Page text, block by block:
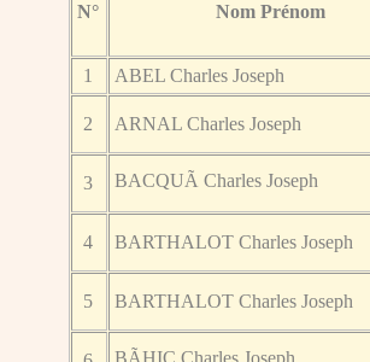
N°
Nom Prénom
1 ABEL Charles Joseph
2 ARNAL Charles Joseph
3 BACQUÃ Charles Joseph
4 BARTHALOT Charles Joseph
5 BARTHALOT Charles Joseph